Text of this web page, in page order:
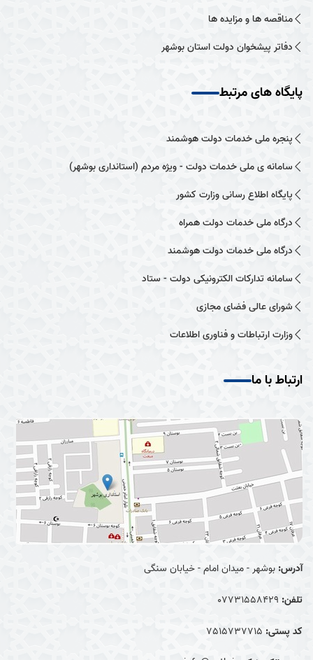
مناقصه ها و مزایده ها
دفاتر پیشخوان دولت استان بوشهر
پایگاه های مرتبط
پنجره ملی خدمات دولت هوشمند
سامانه ی ملی خدمات دولت - ویژه مردم (استانداری بوشهر)
پایگاه اطلاع رسانی وزارت کشور
درگاه ملی خدمات دولت همراه
درگاه ملی خدمات دولت هوشمند
سامانه تدارکات الکترونیکی دولت - ستاد
شورای عالی فضای مجازی
وزارت ارتباطات و فناوری اطلاعات
ارتباط با ما
آدرس: بوشهر - میدان امام - خیابان سنگی
تلفن: 07731558429
کد پستی: 7515737715